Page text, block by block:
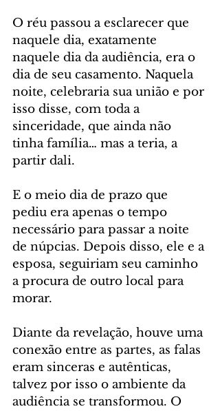
O réu passou a esclarecer que
naquele dia, exatamente
naquele dia da audiência, era o
dia de seu casamento. Naquela
noite, celebraria sua união e por
isso disse, com toda a
sinceridade, que ainda não
tinha família… mas a teria, a
partir dali.
E o meio dia de prazo que
pediu era apenas o tempo
necessário para passar a noite
de núpcias. Depois disso, ele e a
esposa, seguiriam seu caminho
a procura de outro local para
morar.
Diante da revelação, houve uma
conexão entre as partes, as falas
eram sinceras e autênticas,
talvez por isso o ambiente da
audiência se transformou. O